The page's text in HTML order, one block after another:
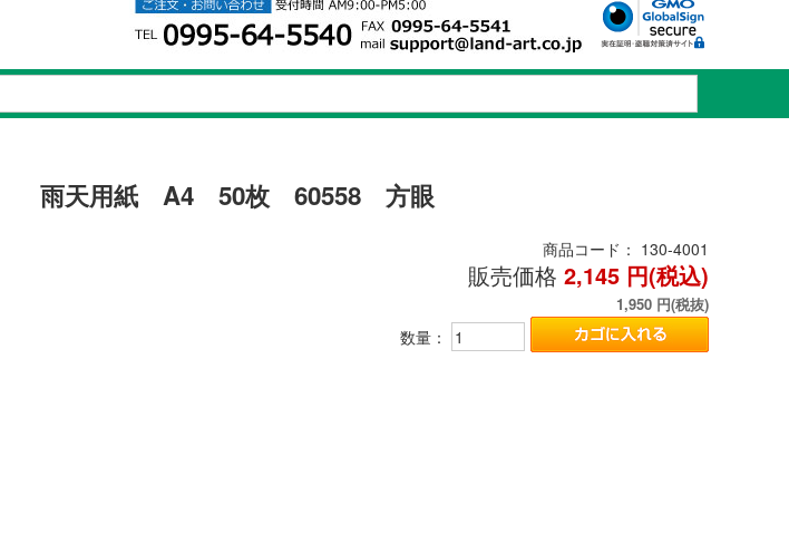
雨天用紙 A4 50枚 60558 方眼
商品コード： 130-4001
販売価格 2,145 円(税込)
1,950 円(税抜)
数量：